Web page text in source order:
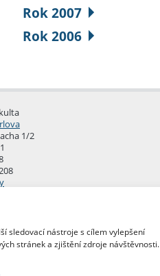
sledovací nástroje s cílem vylepšení
stránek a zjištění zdroje návštěvnosti.
Rok 2007
Rok 2006
1/2